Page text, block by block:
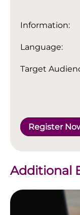
Information:
Language:
Target
Register
Additional